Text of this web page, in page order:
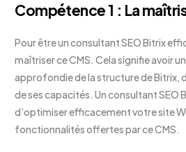
Compétence 1 : La
Pour être un consultant SEO Bitrix
maîtriser ce CMS. Cela signifie avoir
approfondie de la structure de Bitrix,
de ses capacités. Un consultant SEO
d’optimiser efficacement votre site
fonctionnalités offertes par ce CMS.